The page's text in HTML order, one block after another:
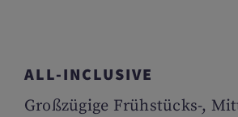
ALL-INCLUSIVE
Großzügige Frühstücks-,